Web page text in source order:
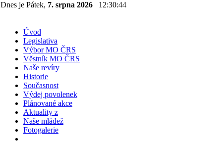
Dnes je Pátek, 7. srpna 2026 12:30:44
Úvod
Legislativa
Výbor MO ČRS
Věstník MO ČRS
Naše revíry
Historie
Současnost
Výdej povolenek
Plánované akce
Aktuality z
Naše mládež
Fotogalerie